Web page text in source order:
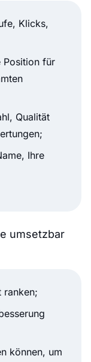
Klicks,
Position für
Qualität
Ihre
umsetzbar
ranken;
können, um